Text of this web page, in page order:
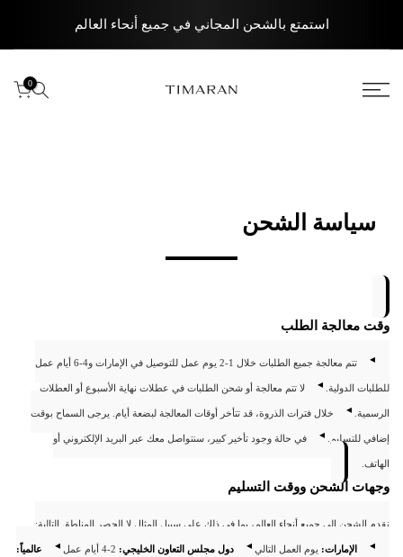
استمتع بالشحن المجاني في جميع أنحاء العالم
0
سياسة الشحن
وقت معالجة الطلب
تتم معالجة جميع الطلبات خلال 1-2 يوم عمل للتوصيل في الإمارات و4-6 أيام عمل
للطلبات الدولية. لا تتم معالجة أو شحن الطلبات في عطلات نهاية الأسبوع أو العطلات
الرسمية. خلال فترات الذروة، قد تتأخر أوقات المعالجة لبضعة أيام. يرجى السماح بوقت
إضافي للتسليم. في حالة وجود تأخير كبير، سنتواصل معك عبر البريد الإلكتروني أو
الهاتف.
وجهات الشحن ووقت التسليم
نقدم الشحن إلى جميع أنحاء العالم، بما في ذلك على سبيل المثال لا الحصر المناطق التالية:
الإمارات: يوم العمل التالي دول مجلس التعاون الخليجي: عالمياً: